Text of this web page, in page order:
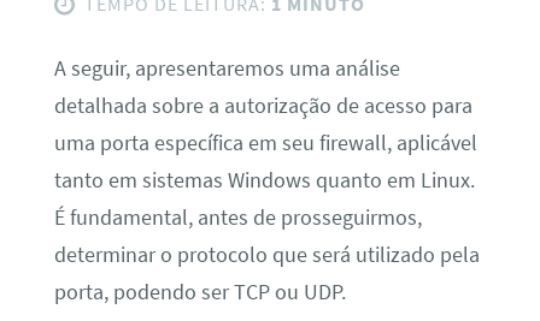
A seguir, apresentaremos uma análise
detalhada sobre a autorização de acesso para
uma porta específica em seu firewall, aplicável
tanto em sistemas Windows quanto em Linux.
É fundamental, antes de prosseguirmos,
determinar o protocolo que será utilizado pela
porta, podendo ser TCP ou UDP.